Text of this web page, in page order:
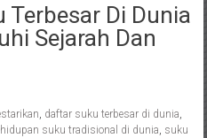
Terbesar Di Dunia
Sejarah Dan
, daftar suku terbesar di dunia,
suku tradisional di dunia, suku